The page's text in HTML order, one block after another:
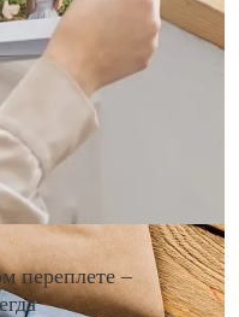
переплете –